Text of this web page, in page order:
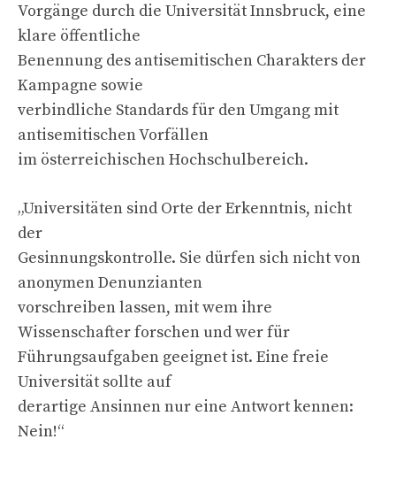
Vorgänge durch die Universität Innsbruck, eine
klare öffentliche
Benennung des antisemitischen Charakters der
Kampagne sowie
verbindliche Standards für den Umgang mit
antisemitischen Vorfällen
im österreichischen Hochschulbereich.
„Universitäten sind Orte der Erkenntnis, nicht
der
Gesinnungskontrolle. Sie dürfen sich nicht von
anonymen Denunzianten
vorschreiben lassen, mit wem ihre
Wissenschafter forschen und wer für
Führungsaufgaben geeignet ist. Eine freie
Universität sollte auf
derartige Ansinnen nur eine Antwort kennen:
Nein!“